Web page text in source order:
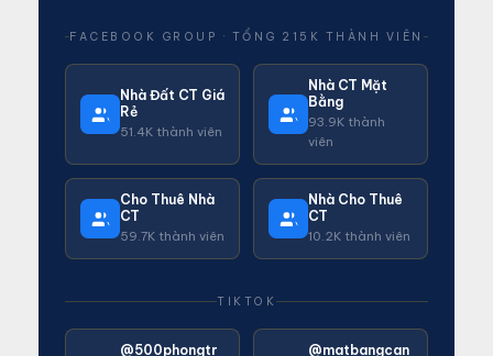
FACEBOOK GROUP · TỔNG 215K THÀNH VIÊN
Nhà Đất CT Giá
Rẻ
51.4K thành viên
Nhà CT Mặt
Bằng
93.9K thành
viên
Cho Thuê Nhà
CT
59.7K thành viên
Nhà Cho Thuê
CT
10.2K thành viên
TIKTOK
@500phongtr @matbangcan